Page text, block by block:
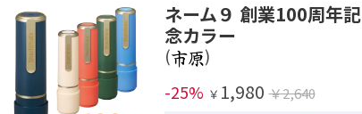
ネーム９ 創業100周年記
念カラー
(
)
-25% ￥ 1,980 ￥2,640